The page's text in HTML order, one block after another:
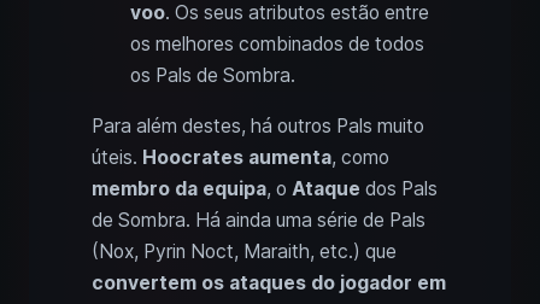
voo. Os seus atributos estão entre
os melhores combinados de todos
os Pals de Sombra.
Para além destes, há outros Pals muito
úteis. Hoocrates aumenta, como
membro da equipa, o Ataque dos Pals
de Sombra. Há ainda uma série de Pals
(Nox, Pyrin Noct, Maraith, etc.) que
convertem os ataques do jogador em